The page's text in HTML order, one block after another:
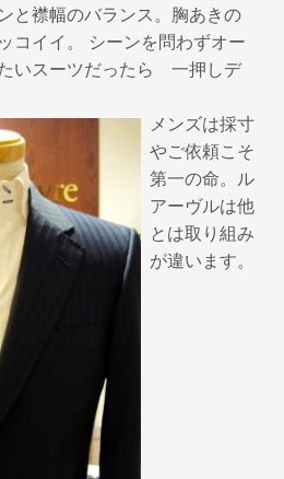
と襟幅のバランス。胸あきの
コイイ。 シーンを問わずオー
いスーツだったら 一押しデ
メンズは採寸
やご依頼こそ
第一の命。ル
アーヴルは他
とは取り組み
が違います。